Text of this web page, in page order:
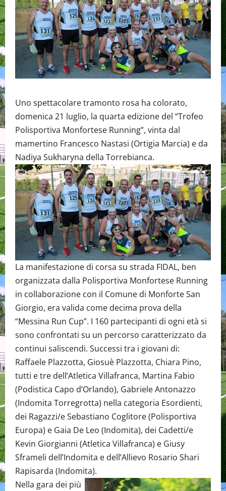
Uno spettacolare tramonto rosa ha colorato,
domenica 21 luglio, la quarta edizione del “Trofeo
Polisportiva Monfortese Running”, vinta dal
mamertino Francesco Nastasi (Ortigia Marcia) e da
Nadiya Sukharyna della Torrebianca.
La manifestazione di corsa su strada FIDAL, ben
organizzata dalla Polisportiva Monfortese Running
in collaborazione con il Comune di Monforte San
Giorgio, era valida come decima prova della
“Messina Run Cup”. I 160 partecipanti di ogni età si
sono confrontati su un percorso caratterizzato da
continui saliscendi. Successi tra i giovani di:
Raffaele Plazzotta, Giosuè Plazzotta, Chiara Pino,
tutti e tre dell’Atletica Villafranca, Martina Fabio
(Podistica Capo d’Orlando), Gabriele Antonazzo
(Indomita Torregrotta) nella categoria Esordienti,
dei Ragazzi/e Sebastiano Coglitore (Polisportiva
Europa) e Gaia De Leo (Indomita), dei Cadetti/e
Kevin Giorgianni (Atletica Villafranca) e Giusy
Sframeli dell’Indomita e dell’Allievo Rosario Shari
Rapisarda (Indomita).
Nella gara dei più